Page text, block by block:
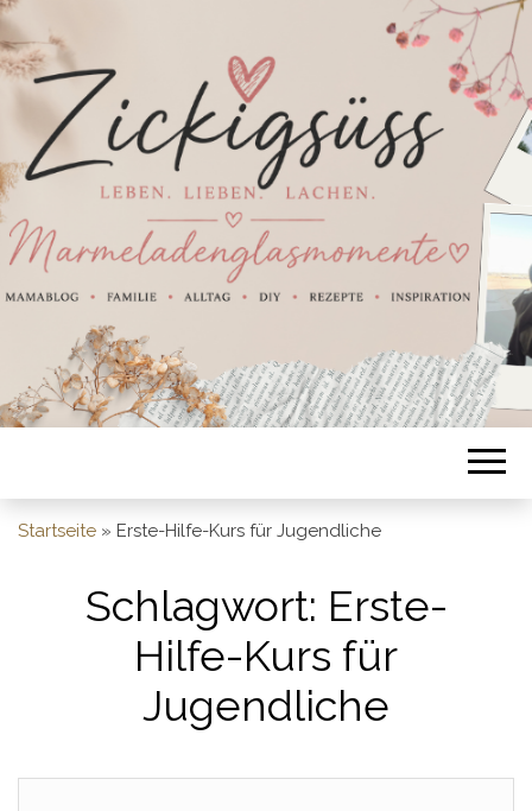
Startseite » Erste-Hilfe-Kurs für Jugendliche
Schlagwort: Erste-
Hilfe-Kurs für
Jugendliche